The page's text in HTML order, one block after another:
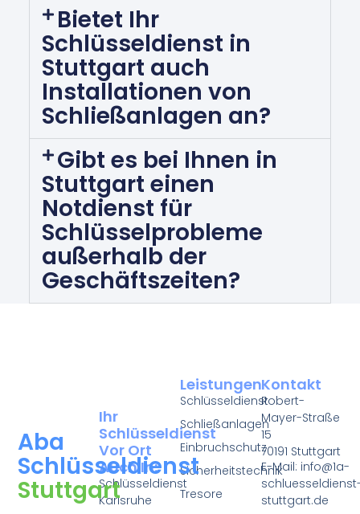
Bietet Ihr
Schlüsseldienst in
Stuttgart auch
Installationen von
Schließanlagen an?
Gibt es bei Ihnen in
Stuttgart einen
Notdienst für
Schlüsselprobleme
außerhalb der
Geschäftszeiten?
Aba
Schlüsseldienst
Stuttgart
Leistungen
Schlüsseldienst
Schließanlagen
Einbruchschutz
Sicherheitstechnik
Tresore
Ihr
Schlüsseldienst
Vor Ort
Auch In:
Schlüsseldienst
Karlsruhe
Kontakt
Robert-
Mayer-Straße
15
70191 Stuttgart
E-Mail: info@1a-
stuttgart.de